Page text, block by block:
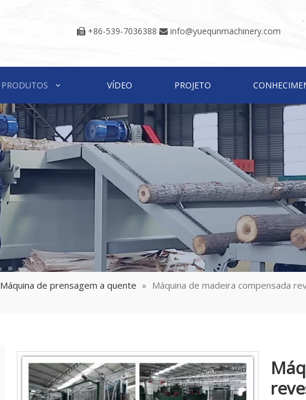
 +86-539-7036388  info@yuequnmachinery.com
PRODUTOS VÍDEO PROJETO
Máquina de prensagem a quente » Máquina de madeira compensada